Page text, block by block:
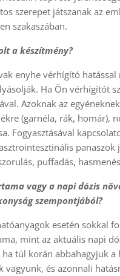
szerepet játszanak az
szakaszában.
a készítmény?
enyhe vérhígító hatással
Ha Ön vérhígítót
Azoknak az
(garnéla, rák, homár),
Fogyasztásával
panaszok
puffadás,
vagy a napi dózis
szempontjából?
esetén sokkal
mint az aktuális napi
túl korán abbahagyjuk a
vagyunk, és azonnali